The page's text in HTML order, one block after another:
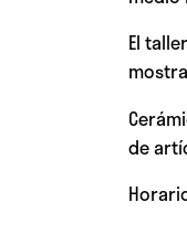
El
de